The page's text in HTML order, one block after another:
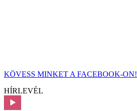
KÖVESS MINKET A FACEBOOK-ON!
HÍRLEVÉL